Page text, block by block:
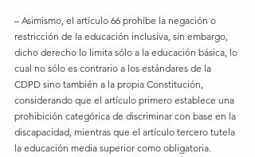
– Asimismo, el artículo 66 prohíbe la negación o
restricción de la educación inclusiva, sin embargo,
dicho derecho lo limita sólo a la educación básica, lo
cual no sólo es contrario a los estándares de la
CDPD sino también a la propia Constitución,
considerando que el artículo primero establece una
prohibición categórica de discriminar con base en la
discapacidad, mientras que el artículo tercero tutela
la educación media superior como obligatoria.